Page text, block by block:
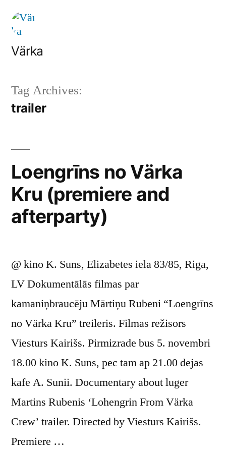
Skip
content
Värka
Tag Archives:
trailer
Loengrīns no Värka
Kru (premiere and
afterparty)
@ kino K. Suns, Elizabetes iela 83/85, Riga,
LV Dokumentālās filmas par
kamaniņbraucēju Mārtiņu Rubeni “Loengrīns
no Värka Kru” treileris. Filmas režisors
Viesturs Kairišs. Pirmizrade bus 5. novembri
18.00 kino K. Suns, pec tam ap 21.00 dejas
kafe A. Sunii. Documentary about luger
Martins Rubenis ‘Lohengrin From Värka
Crew’ trailer. Directed by Viesturs Kairišs.
Premiere …